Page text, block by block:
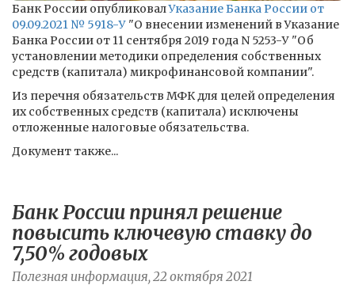
Банк России опубликовалУказание Банка России от
09.09.2021 № 5918-У "О внесении изменений в Указание
Банка России от 11 сентября 2019 года N 5253-У "Об
установлении методики определения собственных
средств (капитала) микрофинансовой компании".
Из перечня обязательств МФК для целей определения
их собственных средств (капитала) исключены
отложенные налоговые обязательства.
Документ также...
Банк России принял решение
повысить ключевую ставку до
7,50% годовых
Полезная информация, 22 октября 2021